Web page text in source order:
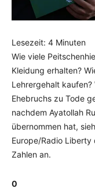
Lesezeit: 4 Minuten
Wie viele
Kleidung erhalten?
Lehrergehalt
Ehebruchs zu Tode
nachdem Ayatollah
übernommen hat,
Europe/Radio Liberty
Zahlen an.
0